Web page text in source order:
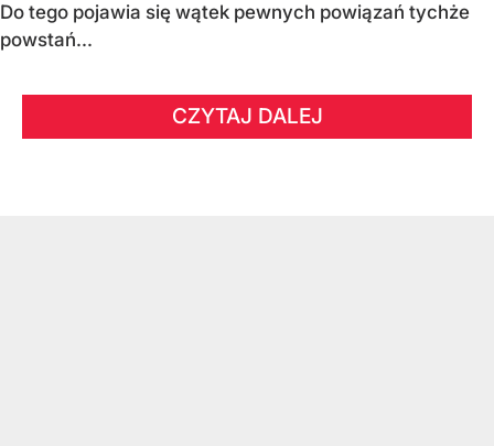
Do tego pojawia się wątek pewnych powiązań tychże
powstań...
CZYTAJ DALEJ